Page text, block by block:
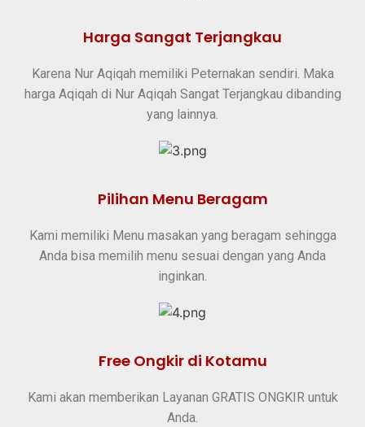
Harga Sangat Terjangkau
Karena Nur Aqiqah memiliki Peternakan sendiri. Maka
harga Aqiqah di Nur Aqiqah Sangat Terjangkau dibanding
yang lainnya.
Pilihan Menu Beragam
Kami memiliki Menu masakan yang beragam sehingga
Anda bisa memilih menu sesuai dengan yang Anda
inginkan.
Free Ongkir di Kotamu
Kami akan memberikan Layanan GRATIS ONGKIR untuk
Anda.